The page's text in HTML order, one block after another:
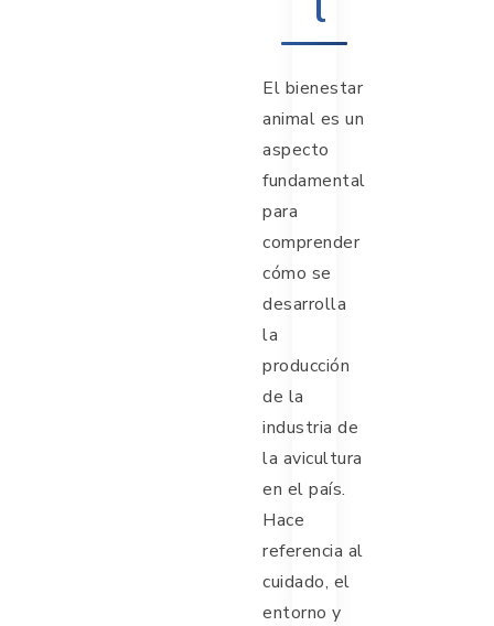
l
El bienestar
animal es un
aspecto
fundamental
para
comprender
cómo se
desarrolla
la
producción
de la
industria de
la avicultura
en el país.
Hace
referencia al
cuidado, el
entorno y